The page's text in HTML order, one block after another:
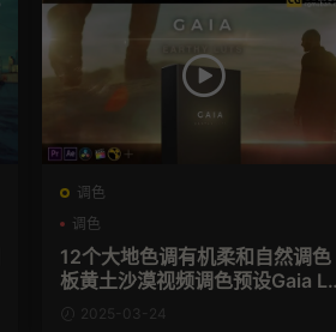
调色
调色
12个大地色调有机柔和自然调色
板黄土沙漠视频调色预设Gaia
2025-03-24